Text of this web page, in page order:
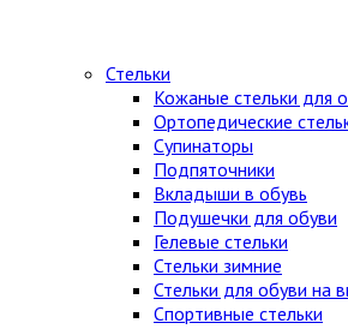
Стельки
Кожаные стельки для
Ортопедические
Супинаторы
Подпяточники
Вкладыши в обувь
Подушечки для обуви
Гелевые стельки
Стельки зимние
Стельки для обуви на
Спортивные стельки